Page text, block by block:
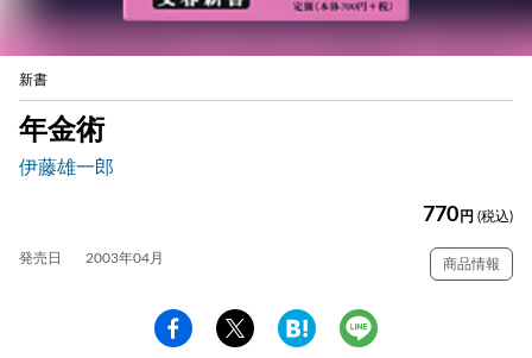
新書
年金術
伊藤雄一郎
770 円 (税込)
発売日 2003年04月 商品情報